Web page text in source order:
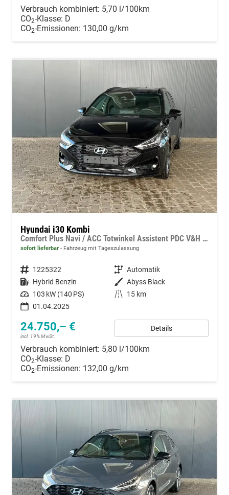
Verbrauch kombiniert: 5,70 l/100km
CO2-Klasse: D
CO2-Emissionen: 130,00 g/km
Hyundai i30 Kombi
Comfort Plus Navi / ACC Totwinkel Assistent PDC V&H + Kamera/ Alu 17"
sofort lieferbar Fahrzeug mit Tageszulassung
Fahrzeugnummer 1225322 Getriebe Automatik
Kraftstoff Hybrid Benzin Außenfarbe Abyss Black
Leistung 103 kW (140 PS) Kilometerstand
15 km
01.04.2025
24.750,– €
incl. 19% MwSt.
Details
Verbrauch kombiniert: 5,80 l/100km
CO2-Klasse: D
CO2-Emissionen: 132,00 g/km